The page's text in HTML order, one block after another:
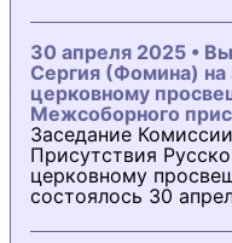
30 апреля 2025 •
Сергия (Фомина) на
церковному
Межсоборного
Заседание
Присутствия
церковному
состоялось 30